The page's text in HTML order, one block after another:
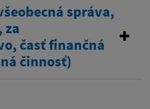
správa,
za
časť finančná
činnosť)